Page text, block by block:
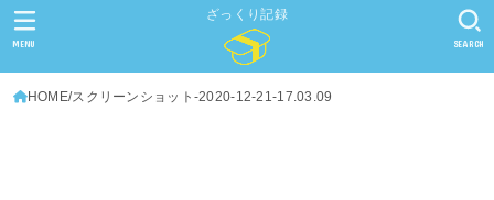
ざっくり記録
SEARCH
MENU
HOME スクリーンショット-2020-12-21-17.03.09